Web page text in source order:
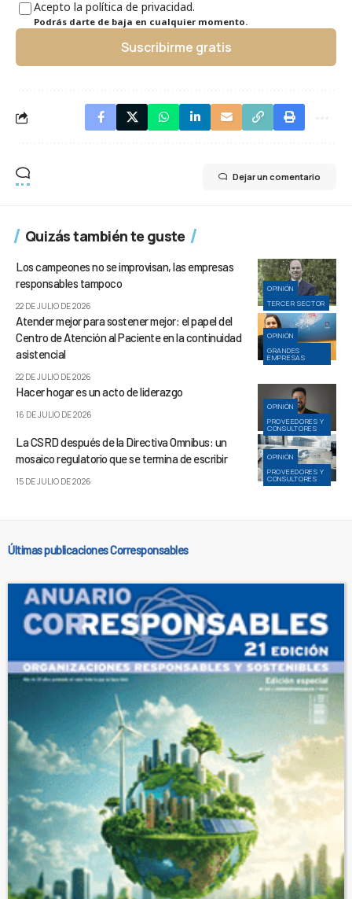
Acepto la política de privacidad.
Podrás darte de baja en cualquier momento.
Suscribirme gratis
Dejar un comentario
Quizás también te guste
OPINIÓN
TERCER SECTOR
Los campeones no se improvisan, las empresas
responsables tampoco
22 DE JULIO DE 2026
OPINIÓN
GRANDES
EMPRESAS
Atender mejor para sostener mejor: el papel del
Centro de Atención al Paciente en la continuidad
asistencial
22 DE JULIO DE 2026
OPINIÓN
PROVEEDORES Y
CONSULTORES
Hacer hogar es un acto de liderazgo
16 DE JULIO DE 2026
OPINIÓN
PROVEEDORES Y
CONSULTORES
La CSRD después de la Directiva Omnibus: un
mosaico regulatorio que se termina de escribir
15 DE JULIO DE 2026
Últimas publicaciones Corresponsables